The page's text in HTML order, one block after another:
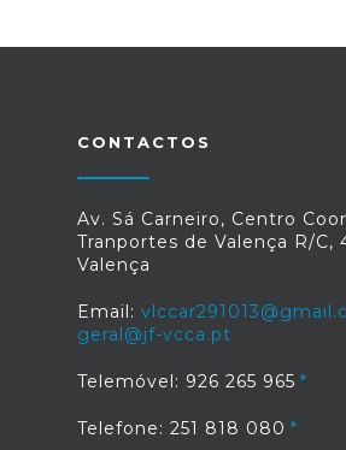
CONTACTOS
Av. Sá Carneiro, Centro
Tranportes de Valença R/C,
Valença
Email:
geral@jf-vcca.pt
Telemóvel: 926 265 965
Telefone: 251 818 080